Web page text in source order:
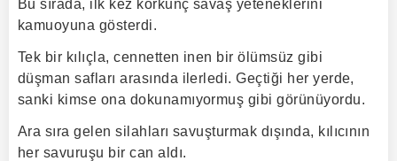
Bu sırada, ilk kez korkunç savaş yeteneklerini
kamuoyuna gösterdi.
Tek bir kılıçla, cennetten inen bir ölümsüz gibi
düşman safları arasında ilerledi. Geçtiği her yerde,
sanki kimse ona dokunamıyormuş gibi görünüyordu.
Ara sıra gelen silahları savuşturmak dışında, kılıcının
her savuruşu bir can aldı.